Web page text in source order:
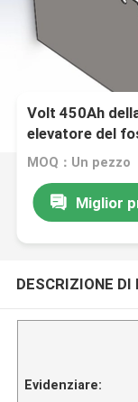
Volt 450Ah
elevatore del
MOQ：Un pezzo
Miglior
DESCRIZIONE DI
Evidenziare: